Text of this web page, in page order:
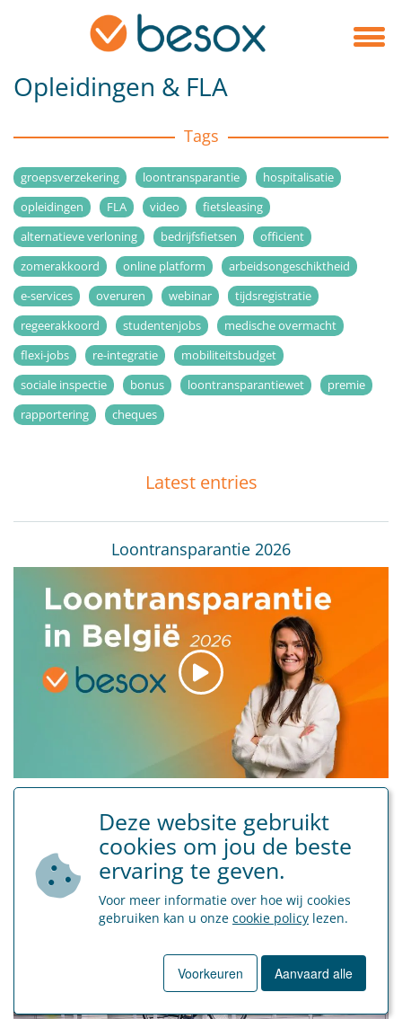
Opleidingen & FLA
Tags
groepsverzekering loontransparantie
hospitalisatie
opleidingen
FLA video
fietsleasing
alternatieve verloning
bedrijfsfietsen
officient
zomerakkoord
online platform
arbeidsongeschiktheid
e-services
overuren webinar
tijdsregistratie
regeerakkoord
studentenjobs
medische overmacht
flexi-jobs
re-integratie
mobiliteitsbudget
sociale inspectie
bonus loontransparantiewet
premie
rapportering
cheques
Latest entries
Loontransparantie 2026
Mobiliteitsbudget & fietsen
Deze website gebruikt
cookies om jou de beste
ervaring te geven.
Voor meer informatie over hoe wij cookies
gebruiken kan u onze cookie policy lezen.
Voorkeuren Aanvaard alle